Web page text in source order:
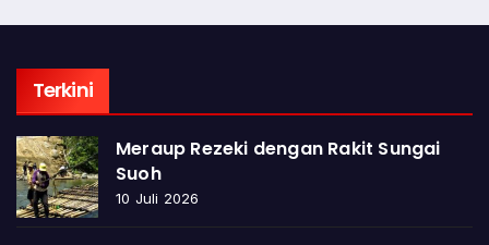
Terkini
Meraup Rezeki dengan Rakit Sungai
Suoh
10 Juli 2026